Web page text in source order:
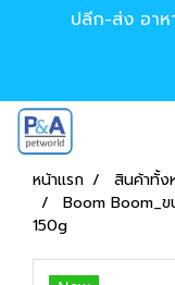
ปลีก-ส่ง อาห
หน้าแรก สินค้าทั้ง
Boom Boom_
150g